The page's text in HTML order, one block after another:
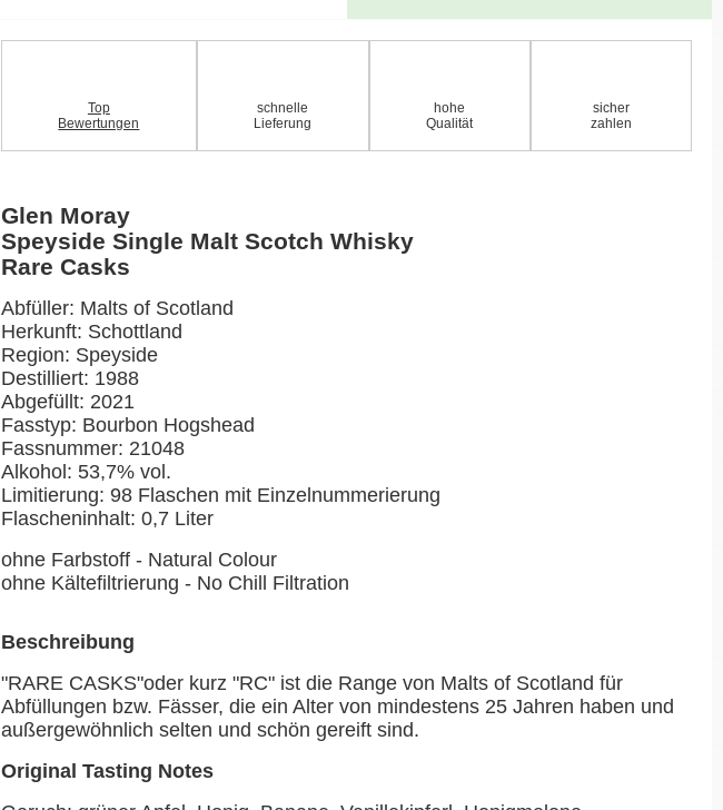
Top
Bewertungen
schnelle
Lieferung
hohe
Qualität
sicher
zahlen
Glen Moray
Speyside Single Malt Scotch Whisky
Rare Casks
Abfüller: Malts of Scotland
Herkunft: Schottland
Region: Speyside
Destilliert: 1988
Abgefüllt: 2021
Fasstyp: Bourbon Hogshead
Fassnummer: 21048
Alkohol: 53,7% vol.
Limitierung: 98 Flaschen mit Einzelnummerierung
Flascheninhalt: 0,7 Liter
ohne Farbstoff - Natural Colour
ohne Kältefiltrierung - No Chill Filtration
Beschreibung
"RARE CASKS"oder kurz "RC" ist die Range von Malts of Scotland für
Abfüllungen bzw. Fässer, die ein Alter von mindestens 25 Jahren haben und
außergewöhnlich selten und schön gereift sind.
Original Tasting Notes